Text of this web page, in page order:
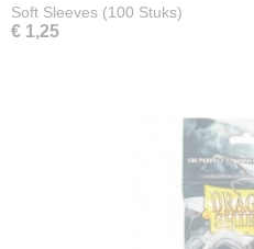
Soft Sleeves (100 Stuks)
€ 1,25